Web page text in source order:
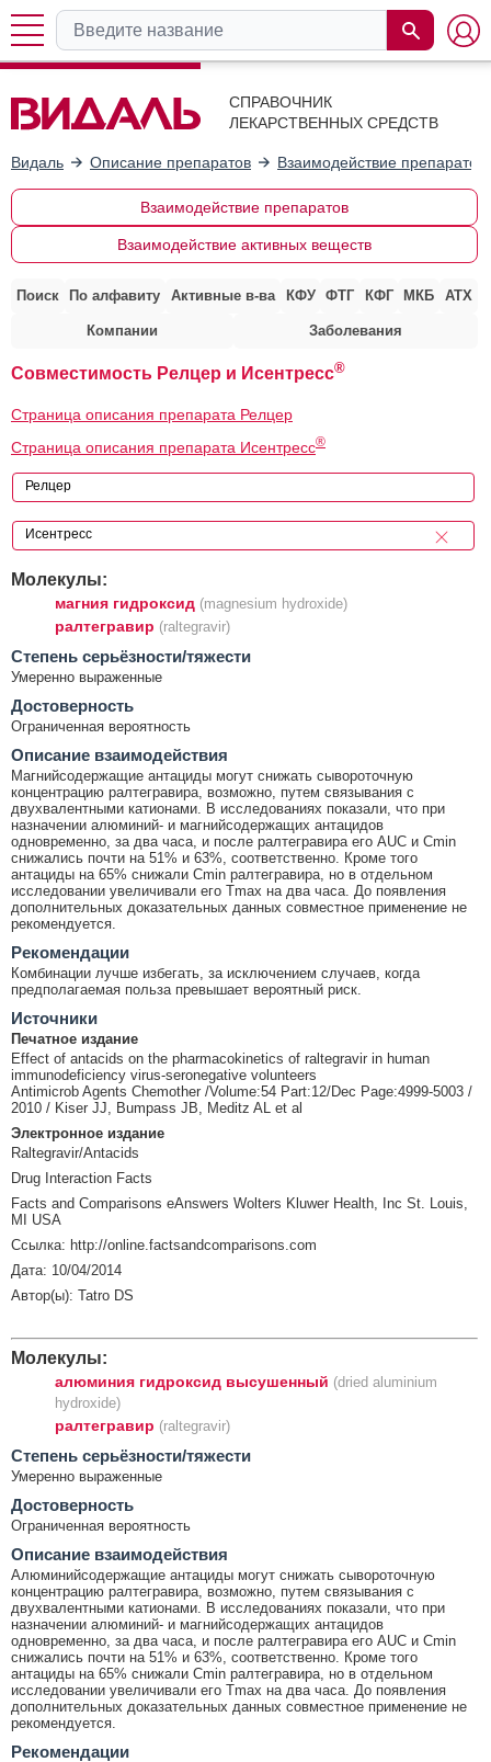
СПРАВОЧНИК
ЛЕКАРСТВЕННЫХ СРЕДСТВ
Видаль Описание препаратов Взаимодействие препаратов
Взаимодействие препаратов
Взаимодействие активных веществ
Поиск По алфавиту Активные в-ва КФУ ФТГ КФГ МКБ АТХ
Компании Заболевания
Совместимость Релцер и Исентресс®
Страница описания препарата Релцер
Страница описания препарата Исентресс®
Молекулы:
магния гидроксид (magnesium hydroxide)
ралтегравир (raltegravir)
Cтепень серьёзности/тяжести
Умеренно выраженные
Достоверность
Ограниченная вероятность
Описание взаимодействия
Магнийсодержащие антациды могут снижать сывороточную
концентрацию ралтегравира, возможно, путем связывания с
двухвалентными катионами. В исследованиях показали, что при
назначении алюминий- и магнийсодержащих антацидов
одновременно, за два часа, и после ралтегравира его AUC и Cmin
снижались почти на 51% и 63%, соответственно. Кроме того
антациды на 65% снижали Cmin ралтегравира, но в отдельном
исследовании увеличивали его Tmax на два часа. До появления
дополнительных доказательных данных совместное применение не
рекомендуется.
Рекомендации
Комбинации лучше избегать, за исключением случаев, когда
предполагаемая польза превышает вероятный риск.
Источники
Печатное издание
Effect of antacids on the pharmacokinetics of raltegravir in human
immunodeficiency virus-seronegative volunteers
Antimicrob Agents Chemother /Volume:54 Part:12/Dec Page:4999-5003 /
2010 / Kiser JJ, Bumpass JB, Meditz AL et al
Электронное издание
Raltegravir/Antacids
Drug Interaction Facts
Facts and Comparisons eAnswers Wolters Kluwer Health, Inc St. Louis,
MI USA
Ссылка: http://online.factsandcomparisons.com
Дата: 10/04/2014
Автор(ы): Tatro DS
Молекулы:
алюминия гидроксид высушенный (dried aluminium
hydroxide)
ралтегравир (raltegravir)
Cтепень серьёзности/тяжести
Умеренно выраженные
Достоверность
Ограниченная вероятность
Описание взаимодействия
Алюминийсодержащие антациды могут снижать сывороточную
концентрацию ралтегравира, возможно, путем связывания с
двухвалентными катионами. В исследованиях показали, что при
назначении алюминий- и магнийсодержащих антацидов
одновременно, за два часа, и после ралтегравира его AUC и Cmin
снижались почти на 51% и 63%, соответственно. Кроме того
антациды на 65% снижали Cmin ралтегравира, но в отдельном
исследовании увеличивали его Tmax на два часа. До появления
дополнительных доказательных данных совместное применение не
рекомендуется.
Рекомендации